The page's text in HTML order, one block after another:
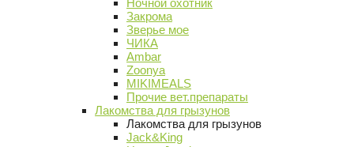
Ночной охотник
Закрома
Зверье мое
ЧИКА
Ambar
Zoonya
MIKIMEALS
Прочие вет.препараты
Лакомства для грызунов
Лакомства для грызунов
Jack&King